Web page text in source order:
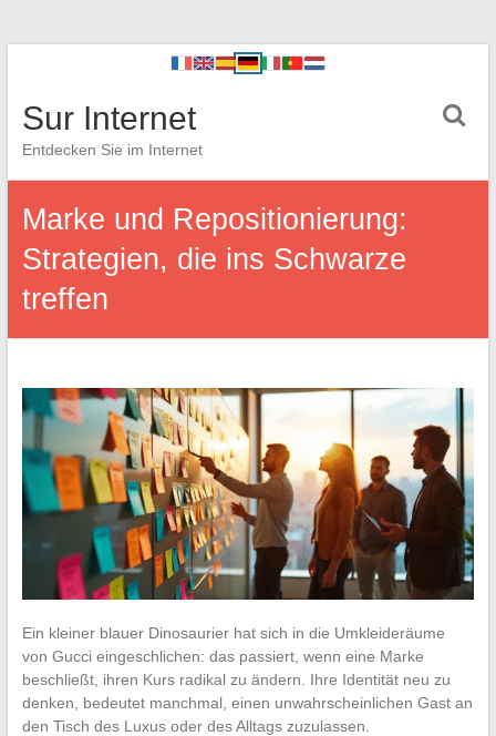
Sur Internet
Entdecken Sie im Internet
Marke und Repositionierung:
Strategien, die ins Schwarze
treffen
Ein kleiner blauer Dinosaurier hat sich in die Umkleideräume
von Gucci eingeschlichen: das passiert, wenn eine Marke
beschließt, ihren Kurs radikal zu ändern. Ihre Identität neu zu
denken, bedeutet manchmal, einen unwahrscheinlichen Gast an
den Tisch des Luxus oder des Alltags zuzulassen.